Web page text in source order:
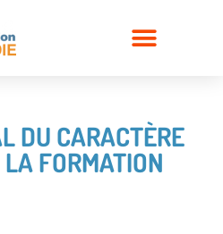
DU CARACTÈRE
FORMATION